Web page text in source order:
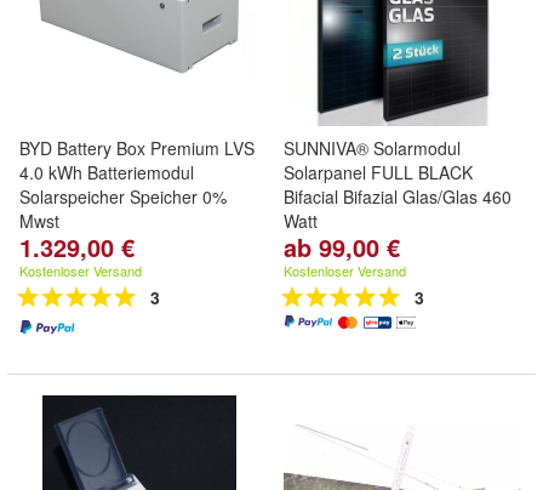
BYD Battery Box Premium LVS
4.0 kWh Batteriemodul
Solarspeicher Speicher 0%
Mwst
1.329,00 €
Kostenloser Versand
3
SUNNIVA® Solarmodul
Solarpanel FULL BLACK
Bifacial Bifazial Glas/Glas 460
Watt
ab 99,00 €
Kostenloser Versand
3